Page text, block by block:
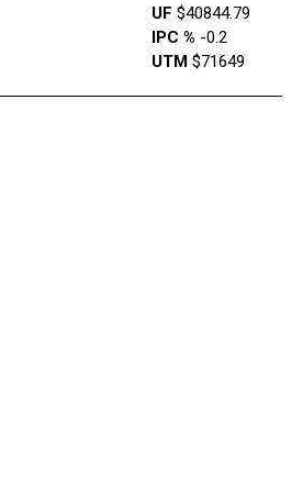
UF $40844.79
IPC % -0.2
UTM$71649